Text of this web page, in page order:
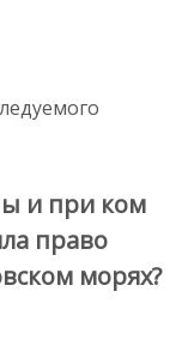
и при ком
право
морях?